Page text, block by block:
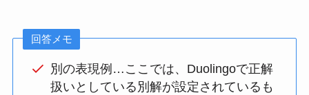
回答メモ
別の表現例…ここでは、Duolingoで正解
扱いとしている別解が設定されているも